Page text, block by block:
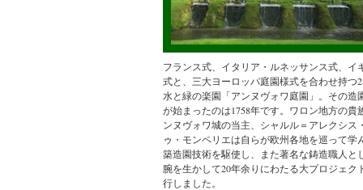
フランス式、イタリア・ルネッサンス式、イ
式と、三大ヨーロッパ庭園様式を合わせ持つ
水と緑の楽園「アンヌヴォワ庭園」。その造
が始まったのは1758年です。ワロン地方の貴
ンヌヴォワ城の当主、シャルル＝アレクシス
ゥ・モンペリエは自らが欧州各地を巡って学
築造園技術を駆使し、また著名な鋳造職人と
腕を生かして20年余りにわたる大プロジェク
行しました。